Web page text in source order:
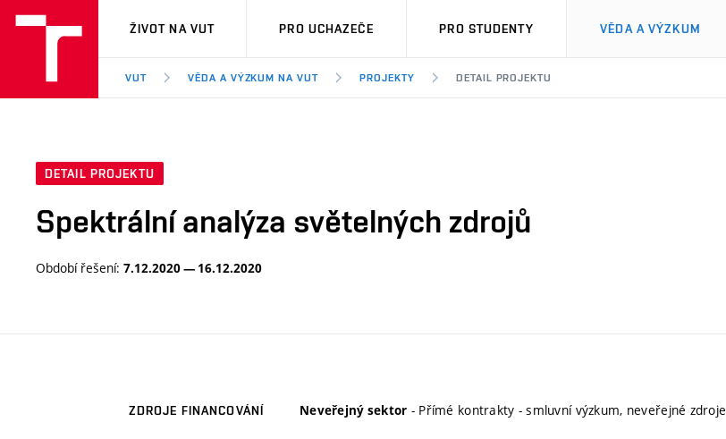
VUT
ŽIVOT NA VUT PRO UCHAZEČE PRO STUDENTY VĚDA A VÝZKUM
VUT VĚDA A VÝZKUM NA VUT PROJEKTY DETAIL PROJEKTU
DETAIL PROJEKTU
Spektrální analýza světelných zdrojů
Období řešení: 7.12.2020 — 16.12.2020
ZDROJE FINANCOVÁNÍ Neveřejný sektor - Přímé kontrakty - smluvní výzkum, neveřejné zdroje